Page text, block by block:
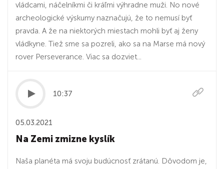
vládcami, náčelníkmi či kráľmi výhradne muži. No nové
archeologické výskumy naznačujú, že to nemusí byť
pravda. A že na niektorých miestach mohli byť aj ženy
vládkyne. Tiež sme sa pozreli, ako sa na Marse má nový
rover Perseverance. Viac sa dozviet...
10:37
05.03.2021
Na Zemi zmizne kyslík
Naša planéta má svoju budúcnosť zrátanú. Dôvodom je,